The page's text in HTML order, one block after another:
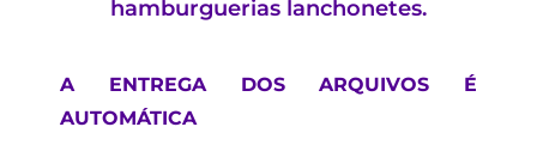
hamburguerias lanchonetes.
A ENTREGA DOS ARQUIVOS É
AUTOMÁTICA